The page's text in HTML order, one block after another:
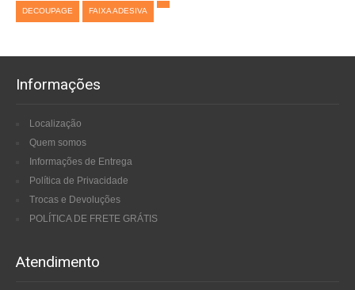
DECOUPAGE FAIXA ADESIVA
Informações
Localização
Quem somos
Informações de Entrega
Política de Privacidade
Trocas e Devoluções
POLÍTICA DE FRETE GRÁTIS
Atendimento